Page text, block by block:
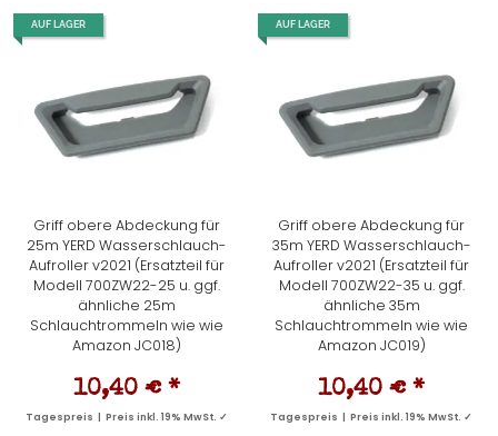
AUF LAGER
Griff obere Abdeckung für
25m YERD Wasserschlauch-
Aufroller v2021 (Ersatzteil für
Modell 700ZW22-25 u. ggf.
ähnliche 25m
Schlauchtrommeln wie wie
Amazon JC018)
10,40 € *
Tagespreis | Preis inkl. 19% MwSt. ✓
AUF LAGER
Griff obere Abdeckung für
35m YERD Wasserschlauch-
Aufroller v2021 (Ersatzteil für
Modell 700ZW22-35 u. ggf.
ähnliche 35m
Schlauchtrommeln wie wie
Amazon JC019)
10,40 € *
Tagespreis | Preis inkl. 19% MwSt. ✓